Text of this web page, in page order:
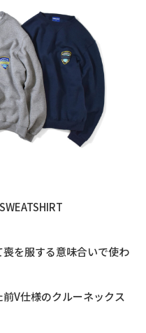
を服する意味合いで使わ
V仕様のクルーネックス